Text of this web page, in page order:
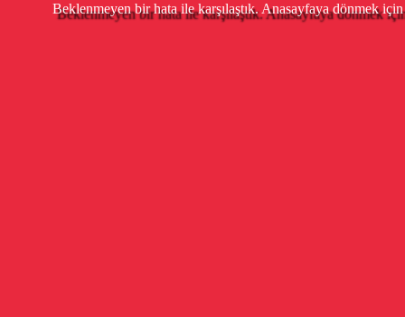
Beklenmeyen bir hata ile karşılaştık. Anasayfaya dönmek